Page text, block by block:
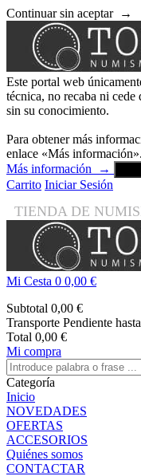
Continuar sin aceptar →
Este portal web
técnica, no recaba ni cede
sin su conocimiento.
Para obtener más
enlace «Más información».
Más información
→
Carrito Iniciar Sesión
TIENDA DE
Mi Cesta 0 0,00 €
Subtotal 0,00 €
Transporte Pendiente
Total 0,00 €
Mi compra
Categoría
Inicio
NOVEDADES
OFERTAS
ACCESORIOS
Quiénes somos
CONTACTAR